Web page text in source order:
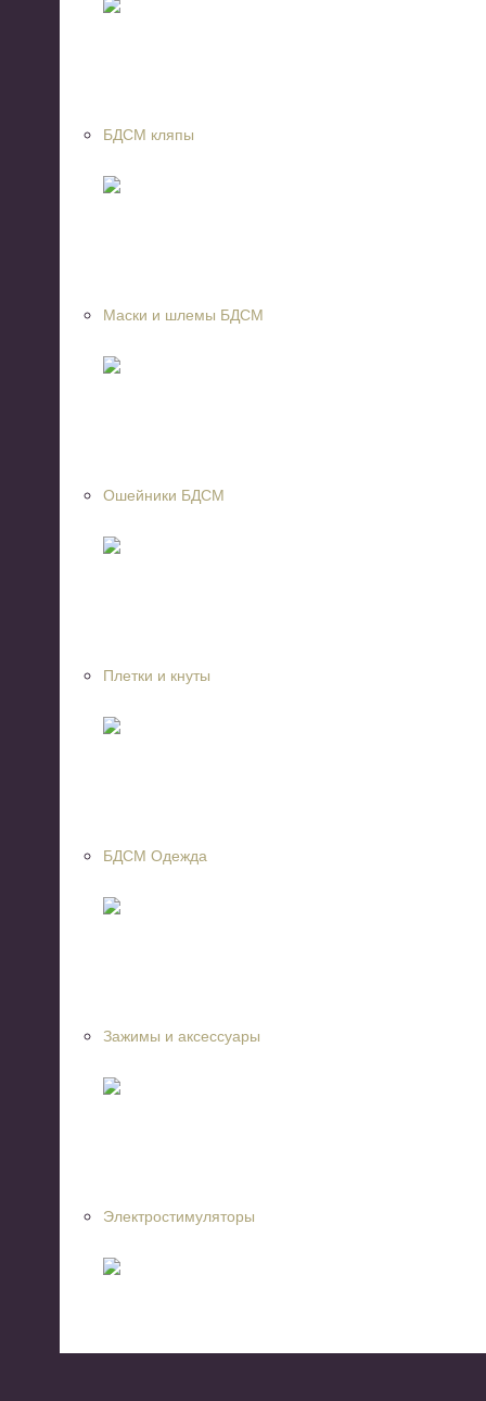
БДСМ кляпы
Маски и шлемы БДСМ
Ошейники БДСМ
Плетки и кнуты
БДСМ Одежда
Зажимы и аксессуары
Электростимуляторы